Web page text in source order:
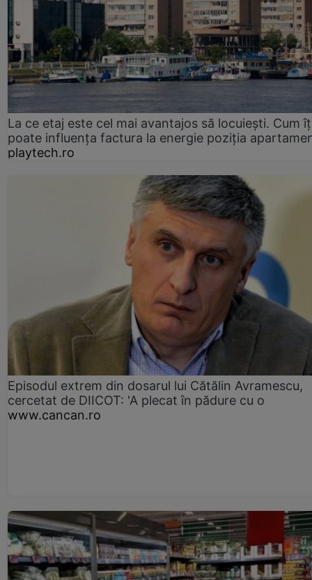
La ce etaj este cel mai avantajos să locuiești. Cum
poate influența factura la energie poziția
playtech.ro
Episodul extrem din dosarul lui Cătălin Avramescu,
cercetat de DIICOT: 'A plecat în pădure cu o
www.cancan.ro